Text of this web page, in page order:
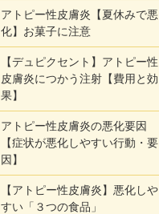
アトピー性皮膚炎【夏休みで悪
化】お菓子に注意
【デュピクセント】アトピー性
皮膚炎につかう注射【費用と効
果】
アトピー性皮膚炎の悪化要因
【症状が悪化しやすい行動・要
因】
【アトピー性皮膚炎】悪化しや
すい「３つの食品」